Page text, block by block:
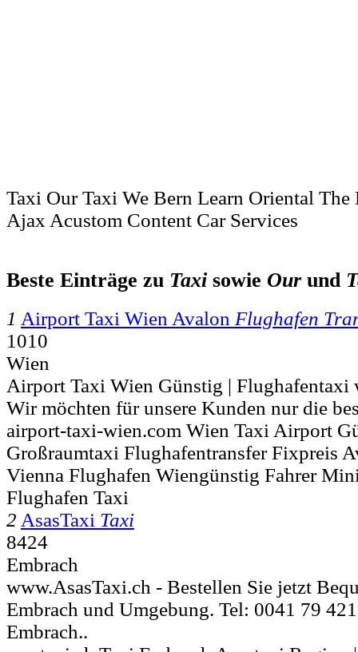
Taxi Our Taxi We Bern Learn Oriental The
Ajax Acustom Content Car Services
Beste Einträge zu Taxi sowie Ourund
1 Airport Taxi Wien Avalon Flughafen
1010
Wien
Airport Taxi Wien Günstig | Flughafentaxi
Wir möchten für unsere Kunden nur die
airport-taxi-wien.com Wien Taxi Airport
Großraumtaxi Flughafentransfer Fixpreis
Vienna Flughafen Wiengünstig Fahrer
Flughafen Taxi
2 AsasTaxi Taxi
8424
Embrach
www.AsasTaxi.ch - Bestellen Sie jetzt
Embrach und Umgebung. Tel: 0041 79
Embrach..